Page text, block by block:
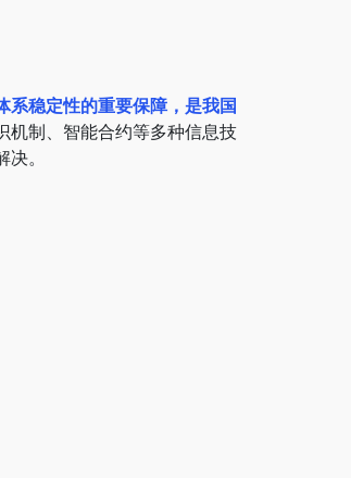
系稳定性的重要保障，是我国
机制、智能合约等多种信息技
。